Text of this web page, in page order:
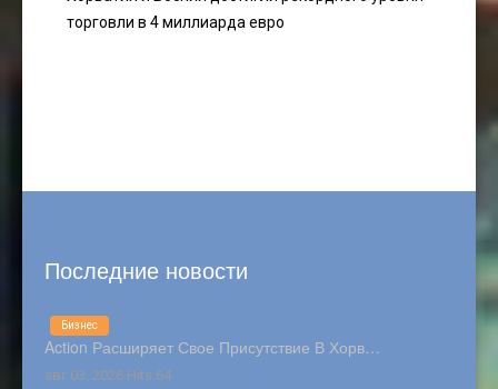
торговли в 4 миллиарда евро
Последние новости
Action Расширяет Свое Присутствие В Хорв…
авг 03, 2026 Hits:64
Бизнес